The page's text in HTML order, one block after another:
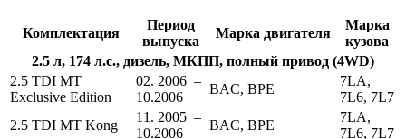
Комплектация
Период
выпуска
Марка двигателя
Марка
кузова
2.5 л, 174 л.с., дизель, МКПП, полный привод (4WD)
2.5 TDI MT
Exclusive Edition
02. 2006 –
10.2006
BAC, BPE
7LA,
7L6, 7L7
2.5 TDI MT Kong
11. 2005 –
10.2006
BAC, BPE
7LA,
7L6, 7L7